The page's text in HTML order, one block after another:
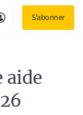
S'abonner
aide